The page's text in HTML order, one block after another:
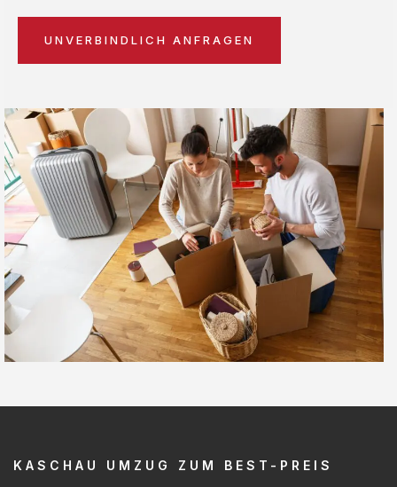
UNVERBINDLICH ANFRAGEN
KASCHAU UMZUG ZUM BEST-PREIS